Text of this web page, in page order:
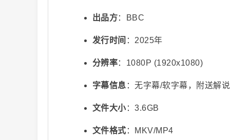
出品方：BBC
发行时间 ：2025年
分辨率：1080P (1920x1080)
字幕信息 ：无字幕/软字幕，附送解
文件大小：3.6GB
文件格式 ：MKV/MP4